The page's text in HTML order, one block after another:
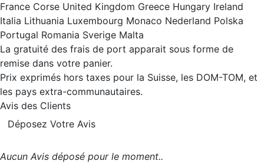
France Corse United Kingdom Greece Hungary Ireland
Italia Lithuania Luxembourg Monaco Nederland Polska
Portugal Romania Sverige Malta
La gratuité des frais de port apparait sous forme de
remise dans votre panier.
Prix exprimés hors taxes pour la Suisse, les DOM-TOM, et
les pays extra-communautaires.
Avis des Clients
Déposez Votre Avis
Aucun Avis déposé pour le moment..